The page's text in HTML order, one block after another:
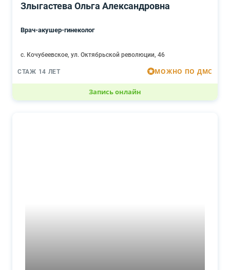
Злыгастева Ольга Александровна
Врач-акушер-гинеколог
с. Кочубеевское, ул. Октябрьской революции, 46
СТАЖ 14 ЛЕТ МОЖНО ПО ДМС
Запись онлайн